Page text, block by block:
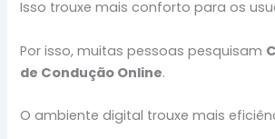
Isso trouxe mais conforto para os
Por isso, muitas pessoas pesquisam
de Condução Online.
O ambiente digital trouxe mais